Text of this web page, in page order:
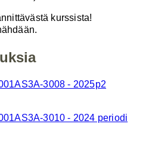
kurssista!
3008 - 2025p2
3010 - 2024 periodi